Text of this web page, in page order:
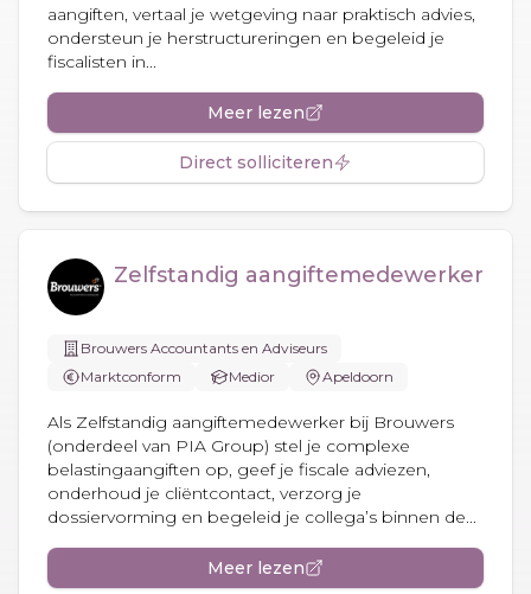
aangiften, vertaal je wetgeving naar praktisch advies,
ondersteun je herstructureringen en begeleid je
fiscalisten in...
Meer lezen
Direct solliciteren
Zelfstandig aangiftemedewerker
Brouwers Accountants en Adviseurs
Marktconform
Medior Apeldoorn
Als Zelfstandig aangiftemedewerker bij Brouwers
(onderdeel van PIA Group) stel je complexe
belastingaangiften op, geef je fiscale adviezen,
onderhoud je cliëntcontact, verzorg je
dossiervorming en begeleid je collega’s binnen de...
Meer lezen